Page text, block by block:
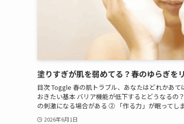
塗りすぎが肌を弱めてる？春のゆらぎを
目次 Toggle 春の肌トラブル、あなたはどれかあ
おきたい基本 バリア機能が低下するとどうなる
の刺激になる場合がある ② 「作る力」が眠ってし
2026年6月1日